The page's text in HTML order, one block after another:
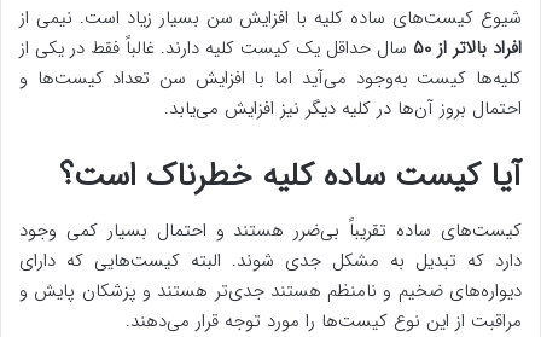
شیوع کیست‌های ساده کلیه با افزایش سن بسیار زیاد است. نیمی از
افراد بالاتر از ۵۰
سال حداقل یک کیست کلیه دارند. غالباً فقط در یکی از
کلیه‌ها کیست به‌وجود می‌آید اما با افزایش سن تعداد کیست‌ها و
احتمال بروز آن‌ها در کلیه دیگر نیز افزایش می‌یابد.
آیا کیست ساده کلیه خطرناک است؟
کیست‌های ساده تقریباً بی‌ضرر هستند و احتمال بسیار کمی وجود
دارد که تبدیل به مشکل جدی شوند. البته کیست‌هایی که دارای
دیواره‌های ضخیم و نامنظم هستند جدی‌تر هستند و پزشکان پایش و
مراقبت از این نوع کیست‌ها را مورد توجه قرار می‌دهند.